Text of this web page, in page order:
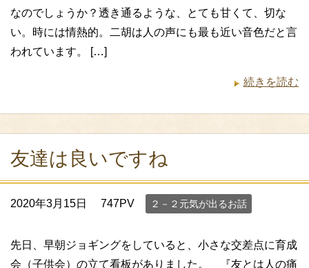
なのでしょうか？透き通るような、とても甘くて、切な
い。時には情熱的。二胡は人の声にも最も近い音色だと言
われています。 […]
続きを読む
友達は良いですね
2020年3月15日 747PV ２－２元気が出るお話
先日、早朝ジョギングをしていると、小さな交差点に育成
会（子供会）の立て看板がありました。 『友とは人の痛